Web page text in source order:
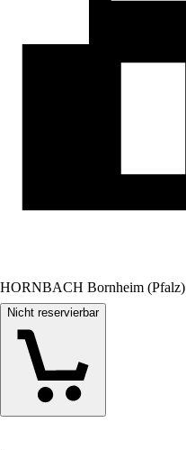
HORNBACH Bornheim (Pfalz)
Nicht reservierbar